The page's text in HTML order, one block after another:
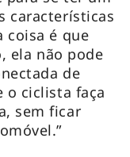
características
coisa é que
ela não pode
de
o ciclista faça
sem ficar